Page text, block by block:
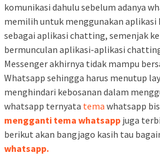
komunikasi dahulu sebelum adanya
memilih untuk menggunakan aplikasi
sebagai aplikasi chatting, semenjak
bermunculan aplikasi-aplikasi
Messenger akhirnya tidak mampu
Whatsapp sehingga harus menutup
menghindari kebosanan dalam
whatsapp ternyata tema whatsapp
mengganti tema whatsapp juga
berikut akan bangjago kasih tau
whatsapp.